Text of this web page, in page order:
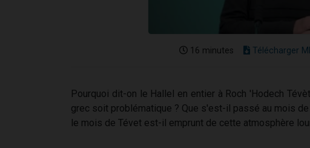
16 minutes Télécharger
Pourquoi dit-on le Hallel en entier à Roch 'Hodech
grec soit problématique ? Que s'est-il passé au mois
le mois de Tévet est-il emprunt de cette atmosphère